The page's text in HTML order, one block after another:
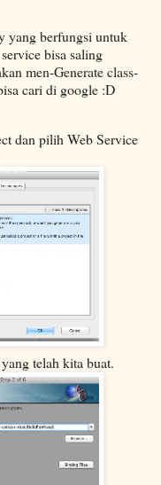
yang berfungsi untuk
bisa saling
men-Generate class-
cari di google :D
dan pilih Web Service
telah kita buat.